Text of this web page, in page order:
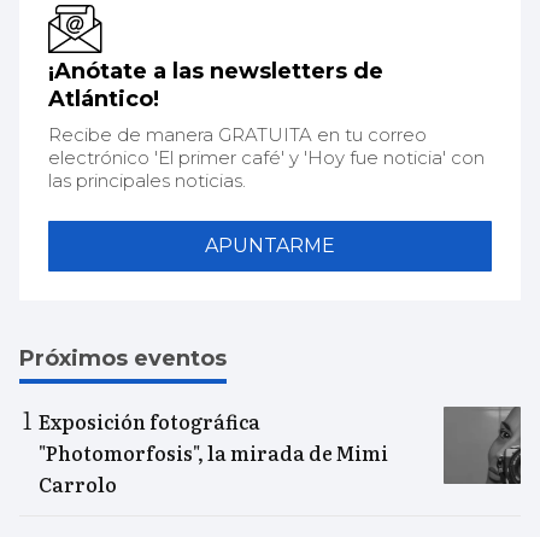
¡Anótate a las newsletters de
Atlántico!
Recibe de manera GRATUITA en tu correo
electrónico 'El primer café' y 'Hoy fue noticia' con
las principales noticias.
APUNTARME
Próximos eventos
Exposición fotográfica
"Photomorfosis", la mirada de Mimi
Carrolo